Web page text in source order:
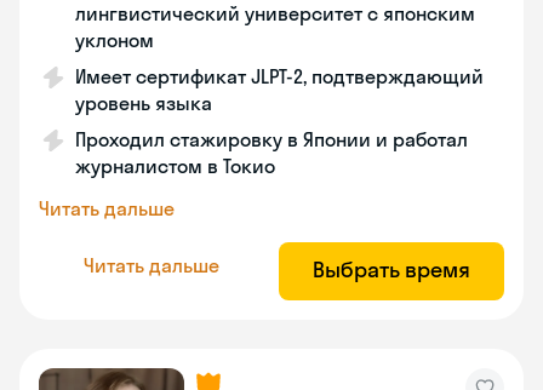
лингвистический университет с японским
уклоном
Имеет сертификат JLPT-2, подтверждающий
уровень языка
Проходил стажировку в Японии и работал
журналистом в Токио
Читать дальше
Читать дальше Выбрать время